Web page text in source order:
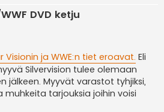
DVD ketju
Visionin ja WWE:n tiet eroavat. Eli
Silvervision tulee olemaan
jälkeen. Myyvät varastot tyhjiksi,
tarjouksia joihin voisi